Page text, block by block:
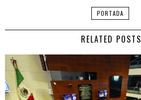
PORTADA
RELATED POSTS